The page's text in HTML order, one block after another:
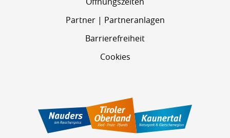
Partner | Partneranlagen
Barrierefreiheit
Cookies